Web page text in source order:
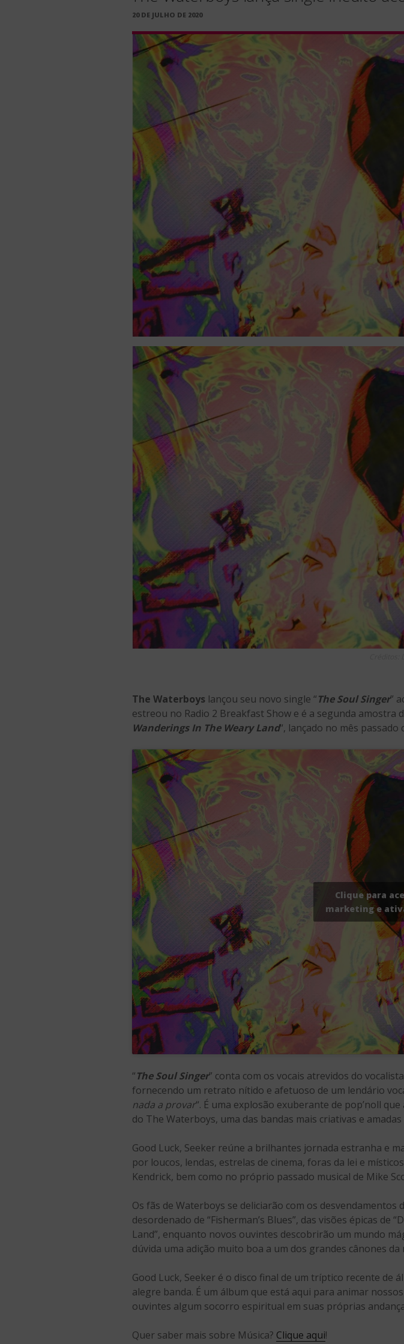
PUBLICADO
20 DE JULHO DE 2020
The Waterboys lançou seu novo single “The Soul Singer”
estreou no Radio 2 Breakfast Show e é a segunda amostra
Wanderings In The Weary Land“, lançado no mês
Clique para
marketing e
“The Soul Singer” conta com os vocais atrevidos do vocalista
fornecendo um retrato nítido e afetuoso de um lendário
nada a provar“. É uma explosão exuberante de pop’noll que
do The Waterboys, uma das bandas mais criativas e
Good Luck, Seeker reúne a brilhantes jornada estranha e
por loucos, lendas, estrelas de cinema, foras da lei e
Kendrick, bem como no próprio passado musical de Mike
Os fãs de Waterboys se deliciarão com os desvendamentos
desordenado de “Fisherman’s Blues”, das visões épicas de
Land”, enquanto novos ouvintes descobrirão um mundo
dúvida uma adição muito boa a um dos grandes cânones
Good Luck, Seeker é o disco final de um tríptico recente de
alegre banda. É um álbum que está aqui para animar
ouvintes algum socorro espiritual em suas próprias
Quer saber mais sobre Música? Clique aqui!